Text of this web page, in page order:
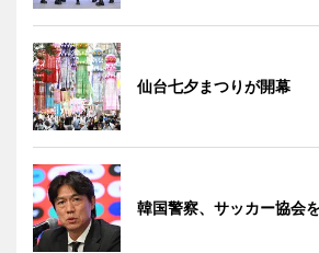
仙台七夕まつりが開幕
韓国警察、サッカー協会